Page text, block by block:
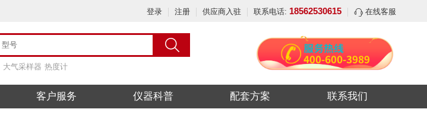
登录 注册 供应商入驻 联系电话: 18562530615 在线客服
大气采样器 热度计
客户服务 仪器科普 配套方案 联系我们